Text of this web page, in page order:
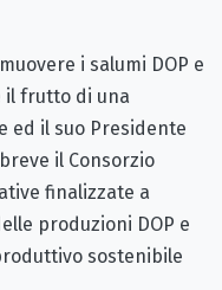
i salumi DOP e
il frutto di una
ed il suo Presidente
il Consorzio
finalizzate a
produzioni DOP e
sostenibile